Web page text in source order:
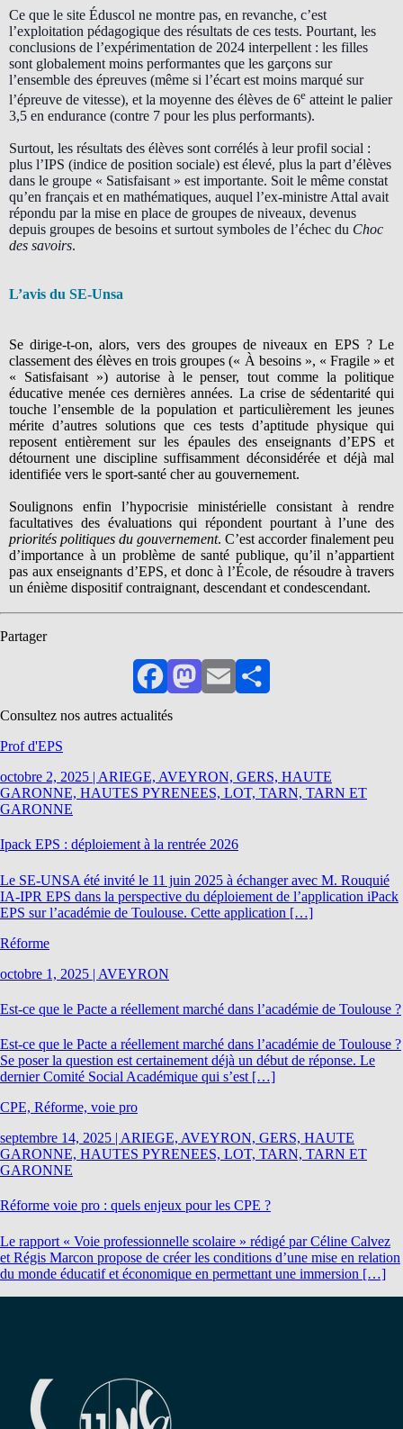
Ce que le site Éduscol ne montre pas, en revanche, c’est
l’exploitation pédagogique des résultats de ces tests. Pourtant, les
conclusions de l’expérimentation de 2024 interpellent : les filles
sont globalement moins performantes que les garçons sur
l’ensemble des épreuves (même si l’écart est moins marqué sur
l’épreuve de vitesse), et la moyenne des élèves de 6e atteint le palier
3,5 en endurance (contre 7 pour les plus performants).
Surtout, les résultats des élèves sont corrélés à leur profil social :
plus l’IPS (indice de position sociale) est élevé, plus la part d’élèves
dans le groupe « Satisfaisant » est importante. Soit le même constat
qu’en français et en mathématiques, auquel l’ex-ministre Attal avait
répondu par la mise en place de groupes de niveaux, devenus
depuis groupes de besoins et surtout symboles de l’échec du Choc
des savoirs.
L’avis du SE-Unsa
Se dirige-t-on, alors, vers des groupes de niveaux en EPS ? Le
classement des élèves en trois groupes (« À besoins », « Fragile » et
« Satisfaisant ») autorise à le penser, tout comme la politique
éducative menée ces dernières années. La crise de sédentarité qui
touche l’ensemble de la population et particulièrement les jeunes
mérite d’autres solutions que ces tests d’aptitude physique qui
reposent entièrement sur les épaules des enseignants d’EPS et
détournent une discipline suffisamment déconsidérée et déjà mal
identifiée vers le sport-santé cher au gouvernement.
Soulignons enfin l’hypocrisie ministérielle consistant à rendre
facultatives des évaluations qui répondent pourtant à l’une des
priorités politiques du gouvernement. C’est accorder finalement peu
d’importance à un problème de santé publique, qu’il n’appartient
pas aux enseignants d’EPS, et donc à l’École, de résoudre à travers
un énième dispositif contraignant, descendant et condescendant.
Partager
FacebookMastodon
EmailPartager
Consultez nos autres actualités
Prof d'EPS
octobre 2, 2025 | ARIEGE, AVEYRON, GERS, HAUTE
GARONNE, HAUTES PYRENEES, LOT, TARN, TARN ET
GARONNE
Ipack EPS : déploiement à la rentrée 2026
Le SE-UNSA été invité le 11 juin 2025 à échanger avec M. Rouquié
IA-IPR EPS dans la perspective du déploiement de l’application iPack
EPS sur l’académie de Toulouse. Cette application […]
Réforme
octobre 1, 2025 | AVEYRON
Est-ce que le Pacte a réellement marché dans l’académie de Toulouse ?
Est-ce que le Pacte a réellement marché dans l’académie de Toulouse ?
Se poser la question est certainement déjà un début de réponse. Le
dernier Comité Social Académique qui s’est […]
CPE, Réforme, voie pro
septembre 14, 2025 | ARIEGE, AVEYRON, GERS, HAUTE
GARONNE, HAUTES PYRENEES, LOT, TARN, TARN ET
GARONNE
Réforme voie pro : quels enjeux pour les CPE ?
Le rapport « Voie professionnelle scolaire » rédigé par Céline Calvez
et Régis Marcon propose de créer les conditions d’une mise en relation
du monde éducatif et économique en permettant une immersion […]